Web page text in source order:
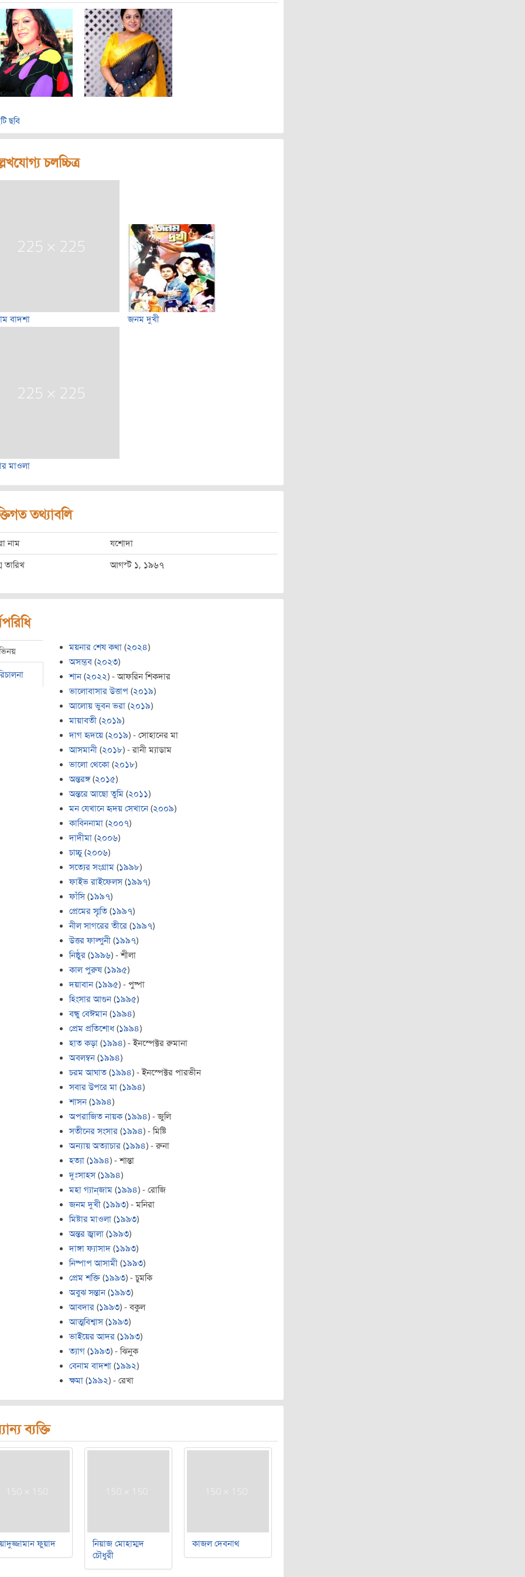
ছবি
চলচ্চিত্র
বাদশা জনম দুখী
মাওলা
তথ্যাবলি
নাম যশোদা
তারিখ আগস্ট ১, ১৯৬৭
ময়নার শেষ কথা (২০২৪)
অসম্ভব (২০২৩)
শান (২০২২) - আফরিন শিকদার
ভালোবাসার উত্তাপ (২০১৯)
আলোয় ভুবন ভরা (২০১৯)
মায়াবতী (২০১৯)
দাগ হৃদয়ে (২০১৯) - সোহানের মা
আসমানী (২০১৮) - রানী ম্যাডাম
ভালো থেকো (২০১৮)
অন্তরঙ্গ(২০১৫)
অন্তরে আছো তুমি (২০১১)
মন যেখানে হৃদয় সেখানে (২০০৯)
কাবিননামা (২০০৭)
দাদীমা (২০০৬)
চাচ্চু(২০০৬)
সত্যের সংগ্রাম (১৯৯৮)
ফাইভ রাইফেলস(১৯৯৭)
ফাঁসি(১৯৯৭)
প্রেমের স্মৃতি (১৯৯৭)
নীল সাগরের তীরে (১৯৯৭)
উত্তর ফাল্গুনী (১৯৯৭)
নিষ্ঠুর (১৯৯৬) - শীলা
কাল পুরুষ(১৯৯৫)
দয়াবান (১৯৯৫) - পুষ্পা
হিংসার আগুন (১৯৯৫)
বন্ধু বেঈমান (১৯৯৪)
প্রেম প্রতিশোধ(১৯৯৪)
হাত কড়া (১৯৯৪) - ইনস্পেক্টর রুমানা
অবলম্বন (১৯৯৪)
চরম আঘাত (১৯৯৪) - ইনস্পেক্টর পারভীন
সবার উপরে মা (১৯৯৪)
শাসন (১৯৯৪)
অপরাজিত নায়ক(১৯৯৪) - জুলি
সতীনের সংসার (১৯৯৪) - মিষ্টি
অন্যায় অত্যাচার (১৯৯৪) - রুনা
হত্যা (১৯৯৪) - শান্তা
দুঃসাহস(১৯৯৪)
মহা গ্যান্‌জাম (১৯৯৪) - রোজি
জনম দুখী (১৯৯৩) - মনিরা
মিষ্টার মাওলা (১৯৯৩)
অন্তর জ্বালা (১৯৯৩)
দাঙ্গা ফ্যাসাদ (১৯৯৩)
নিষ্পাপ আসামী (১৯৯৩)
প্রেম শক্তি (১৯৯৩) - চুমকি
অবুঝ সন্তান (১৯৯৩)
আবদার (১৯৯৩) - বকুল
আত্মবিশ্বাস(১৯৯৩)
ভাইয়ের আদর (১৯৯৩)
ত্যাগ (১৯৯৩) - ঝিনুক
বেনাম বাদশা (১৯৯২)
ক্ষমা (১৯৯২) - রেখা
ব্যক্তি
ফুয়াদ
নিয়াজ মোহাম্মদ
চৌধুরী
কাজল দেবনাথ